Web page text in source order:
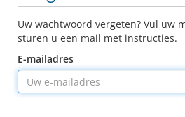
Uw wachtwoord vergeten? Vul uw
sturen u een mail met instructies.
E-mailadres